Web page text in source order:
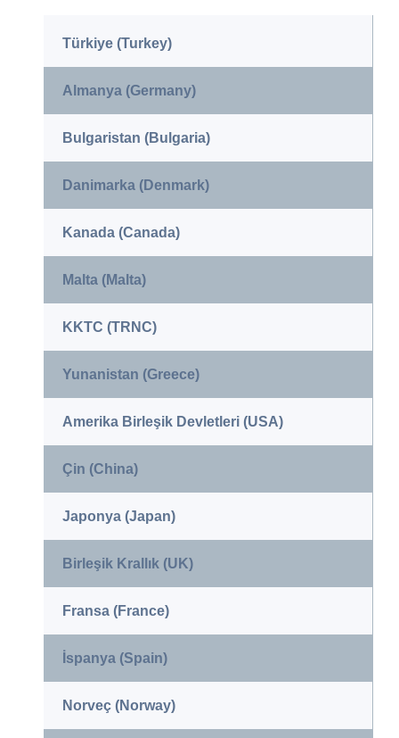
Türkiye (Turkey)
Almanya (Germany)
Bulgaristan (Bulgaria)
Danimarka (Denmark)
Kanada (Canada)
Malta (Malta)
KKTC (TRNC)
Yunanistan (Greece)
Amerika Birleşik Devletleri (USA)
Çin (China)
Japonya (Japan)
Birleşik Krallık (UK)
Fransa (France)
İspanya (Spain)
Norveç (Norway)